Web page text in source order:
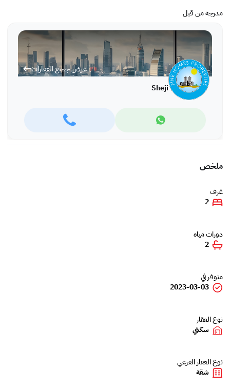
مدرجة من قبل
عرض جميع العقارات
Sheji
ملخص
غرف
2
دورات مياه
2
متوفر في
2023-03-03
نوع العقار
سكني
نوع العقار الفرعي
شقة